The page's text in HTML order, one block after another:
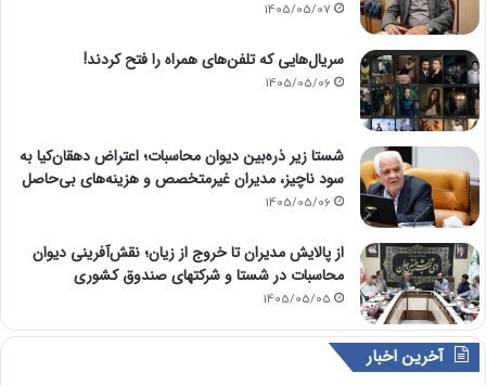
1405/05/07
سریال‌هایی که تلفن‌های همراه را فتح کردند!
1405/05/06
شستا زیر ذره‌بین دیوان محاسبات؛ اعتراض دهقان‌کیا به
سود ناچیز، مدیران غیرمتخصص و هزینه‌های بی‌حاصل
1405/05/06
از پالایش مدیران تا خروج از زیان؛ نقش‌آفرینی دیوان
محاسبات در شستا و شرکتهای صندوق کشوری
1405/05/05
آخرین اخبار